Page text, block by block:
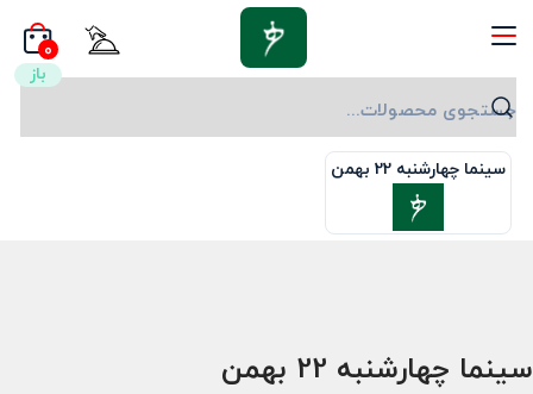
0
باز
جستجوی محصولات...
سینما چهارشنبه 22 بهمن
سینما چهارشنبه 22 بهمن